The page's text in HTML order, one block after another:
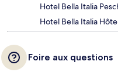
Hotel Bella Italia
Hotel Bella Italia
Foire aux questions